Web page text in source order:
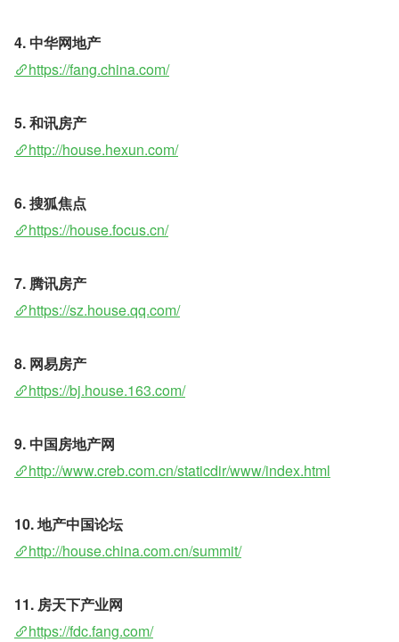
4. 中华网地产
https://fang.china.com/
5. 和讯房产
http://house.hexun.com/
6. 搜狐焦点
https://house.focus.cn/
7. 腾讯房产
https://sz.house.qq.com/
8. 网易房产
https://bj.house.163.com/
9. 中国房地产网
http://www.creb.com.cn/staticdir/www/index.html
10. 地产中国论坛
http://house.china.com.cn/summit/
11. 房天下产业网
https://fdc.fang.com/